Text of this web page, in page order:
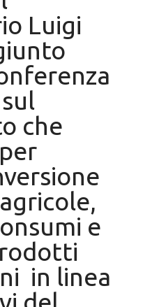
Luigi
che
e
in linea